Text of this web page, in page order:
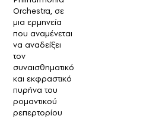
Orchestra, σε
μια ερμηνεία
που αναμένεται
να αναδείξει
τον
συναισθηματικό
και εκφραστικό
πυρήνα του
ρομαντικού
ρεπερτορίου